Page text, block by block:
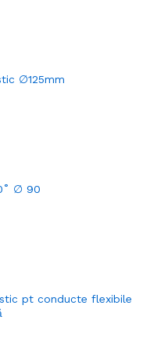
∅125mm
∅ 90
pt conducte flexibile